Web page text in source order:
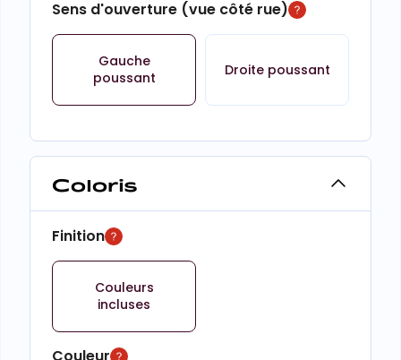
Sens d'ouverture (vue côté rue)
Gauche
poussant
Droite poussant
Coloris
Finition
Couleurs
incluses